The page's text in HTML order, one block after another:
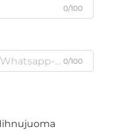
0/100
0/100